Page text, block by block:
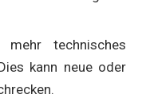
mehr technisches
kann neue oder